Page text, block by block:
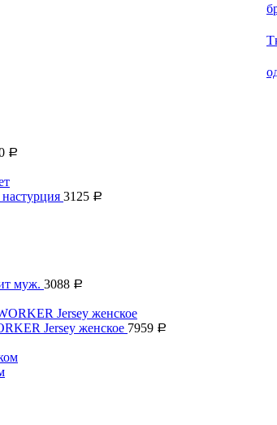
Р
3125 Р
муж. 3088 Р
Jersey женское 7959 Р